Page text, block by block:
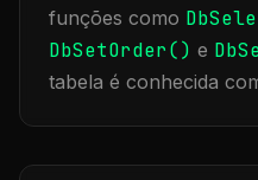
funções como
DbSetOrder() e
tabela é conhecida